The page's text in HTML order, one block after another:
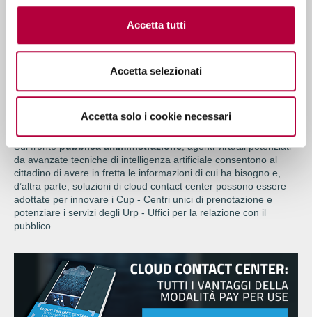
Accetta tutti
Accetta selezionati
Accetta solo i cookie necessari
In un settore completamente diverso come quello delturismo,
per avere sempre un quadro completo di domanda e offerta, ma
capire come orientare la propria proposta e intervenire in
maniera proattiva (in caso di commenti negativi sui social, per
Sul frontepubblica amministrazione, agenti virtuali potenziati
da avanzate tecniche di intelligenza artificiale consentono al
cittadino di avere in fretta le informazioni di cui ha bisogno e,
d’altra parte, soluzioni di cloud contact center possono essere
adottate per innovare i Cup - Centri unici di prenotazione e
potenziare i servizi degli Urp - Uffici per la relazione con il
pubblico.